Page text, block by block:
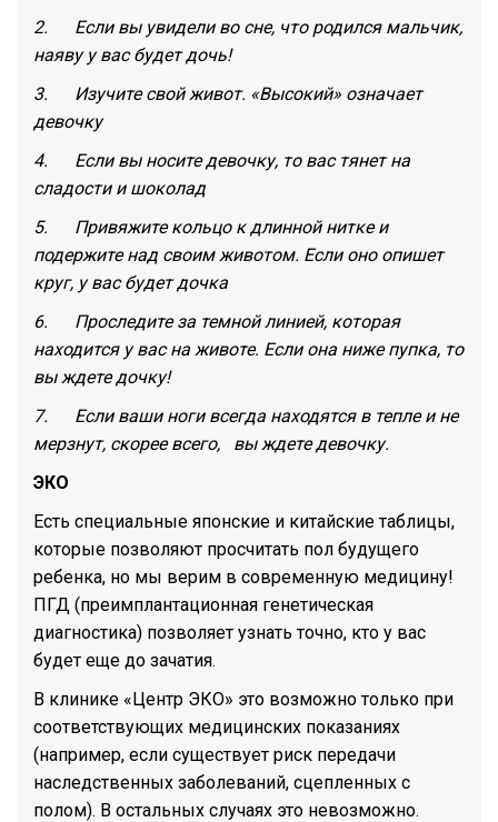
2. Если вы увидели во сне, что родился мальчик,
наяву у вас будет дочь!
3. Изучите свой живот. «Высокий» означает
девочку
4. Если вы носите девочку, то вас тянет на
сладости и шоколад
5. Привяжите кольцо к длинной нитке и
подержите над своим животом. Если оно опишет
круг, у вас будет дочка
6. Проследите за темной линией, которая
находится у вас на животе. Если она ниже пупка, то
вы ждете дочку!
7. Если ваши ноги всегда находятся в тепле и не
мерзнут, скорее всего, вы ждете девочку.
ЭКО
Есть специальные японские и китайские таблицы,
которые позволяют просчитать пол будущего
ребенка, но мы верим в современную медицину!
ПГД (преимплантационная генетическая
диагностика) позволяет узнать точно, кто у вас
будет еще до зачатия.
В клинике «Центр ЭКО» это возможно только при
соответствующих медицинских показаниях
(например, если существует риск передачи
наследственных заболеваний, сцепленных с
полом). В остальных случаях это невозможно.